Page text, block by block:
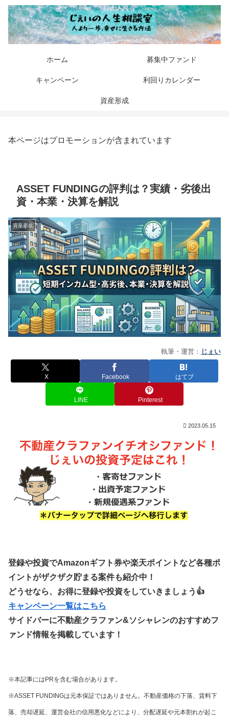
ホーム 募集中ファンド
キャンペーン 利回りカレンダー
資産形成
本ページはプロモーションが含まれています
ASSET FUNDINGの評判は？実績・劣後出
資・本業・決算を解説
資産形成
執筆・運営： じぇい
X Facebook はてブ
LINE Pinterest
2023.05.15
登録や投資でAmazonギフト券や楽天ポイントなど各種ポ
イントがザクザク貯まる案件も紹介中！
どうせなら、お得に登録や投資をしていきましょう👍
キャンペーン一覧はこちら
サイドバーに不動産クラファン&ソシャレンのおすすめフ
ァンド情報を掲載しています！
※本記事にはPRを含む場合があります。
※ASSET FUNDINGは元本保証ではありません。不動産価格の下落、賃料下
落、売却遅延、運営会社の信用悪化などにより、分配遅延や元本割れが起こ